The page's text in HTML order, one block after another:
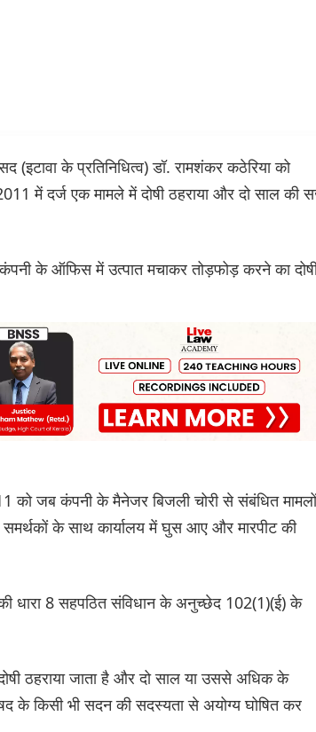
के प्रतिनिधित्व) डॉ. रामशंकर कठेरिया को
में दर्ज एक मामले में दोषी ठहराया और दो साल की
के ऑफिस में उत्पात मचाकर तोड़फोड़ करने का
जब कंपनी के मैनेजर बिजली चोरी से संबंधित मामलों
के साथ कार्यालय में घुस आए और मारपीट की
धारा 8 सहपठित संविधान के अनुच्छेद 102(1)(ई) के
ठहराया जाता है और दो साल या उससे अधिक के
के किसी भी सदन की सदस्यता से अयोग्य घोषित कर